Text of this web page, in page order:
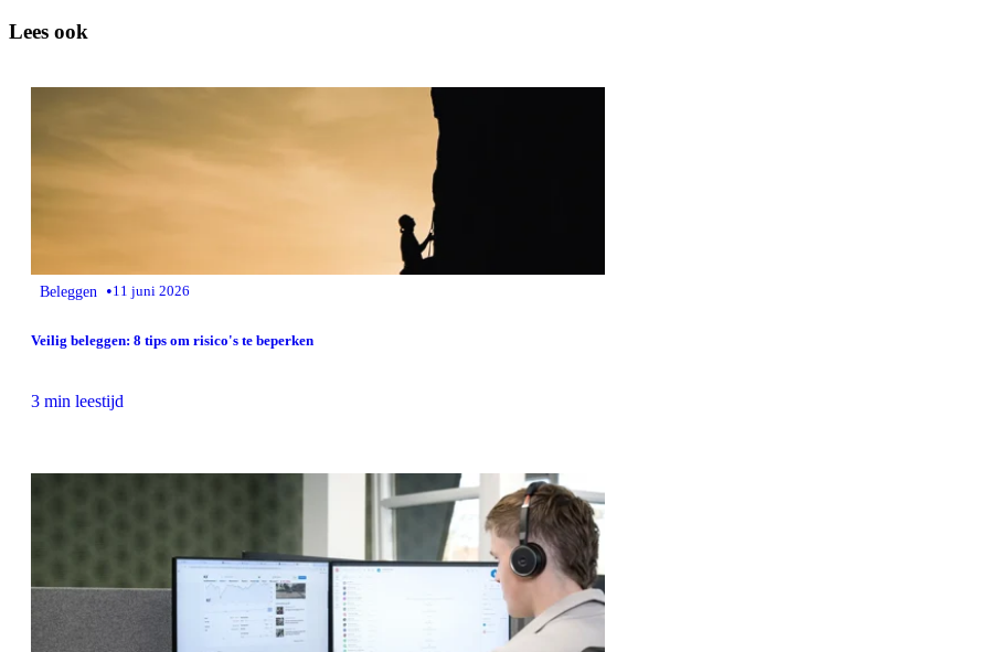
Lees ook
Beleggen •11 juni 2026
Veilig beleggen: 8 tips om risico's te beperken
3 min leestijd